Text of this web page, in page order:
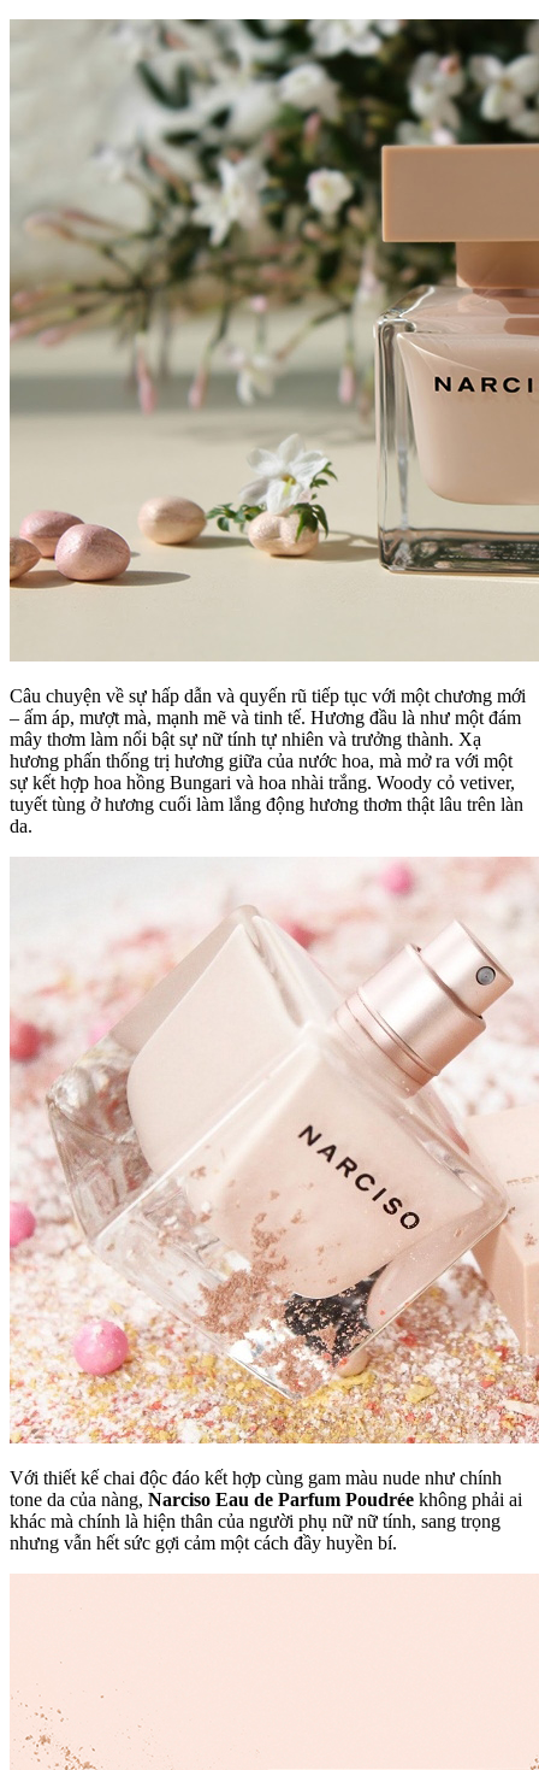
Câu chuyện về sự hấp dẫn và quyến rũ tiếp tục với một chương mới
– ấm áp, mượt mà, mạnh mẽ và tinh tế. Hương đầu là như một đám
mây thơm làm nổi bật sự nữ tính tự nhiên và trưởng thành. Xạ
hương phấn thống trị hương giữa của nước hoa, mà mở ra với một
sự kết hợp hoa hồng Bungari và hoa nhài trắng. Woody cỏ vetiver,
tuyết tùng ở hương cuối làm lắng động hương thơm thật lâu trên làn
da.
Với thiết kế chai độc đáo kết hợp cùng gam màu nude như chính
tone da của nàng, Narciso Eau de Parfum Poudrée không phải ai
khác mà chính là hiện thân của người phụ nữ nữ tính, sang trọng
nhưng vẫn hết sức gợi cảm một cách đầy huyền bí.